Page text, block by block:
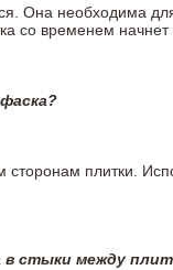
Она необходима
со временем
фаска?
плитки.
в стыки между